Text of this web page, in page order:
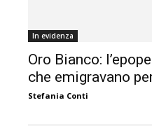
In evidenza
Oro Bianco:
che emigravano
Stefania Conti